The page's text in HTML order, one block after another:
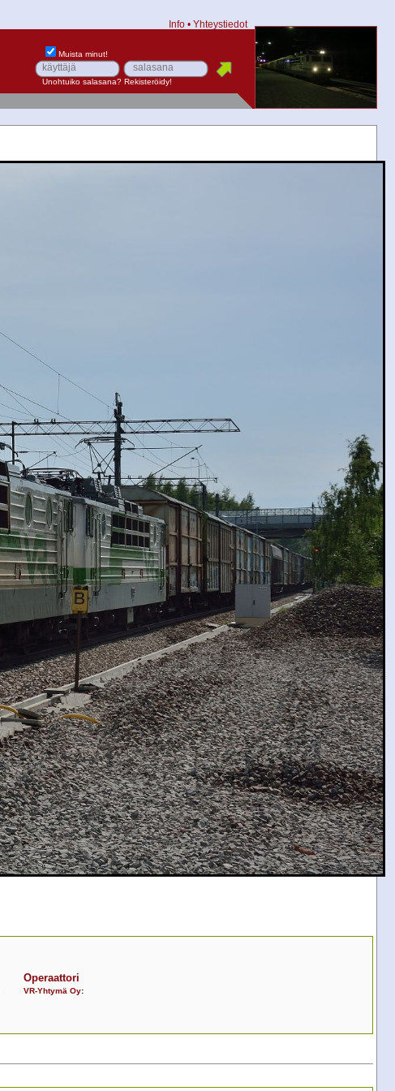
Info • Yhteystiedot
Muista minut!
Unohtuiko salasana? Rekisteröidy!
Operaattori
VR-Yhtymä Oy: